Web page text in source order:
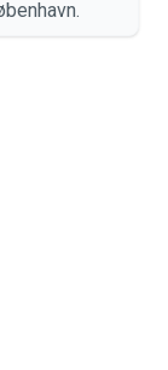
had a cat,
🥰